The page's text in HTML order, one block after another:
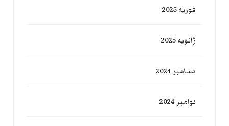
فوریه 2025
ژانویه 2025
دسامبر 2024
نوامبر 2024